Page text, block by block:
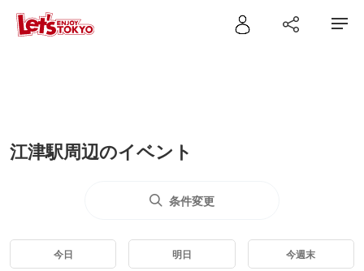
江津駅周辺のイベント
条件変更
今日 明日 今週末